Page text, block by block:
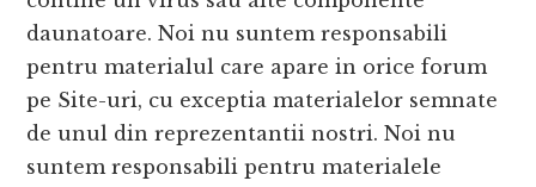
daunatoare. Noi nu suntem responsabili
pentru materialul care apare in orice forum
pe Site-uri, cu exceptia materialelor semnate
de unul din reprezentantii nostri. Noi nu
suntem responsabili pentru materialele